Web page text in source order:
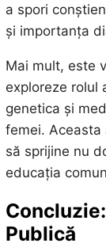
a spori
și importanța
Mai mult, este
exploreze rolul
genetica și
femei. Aceasta
să sprijine nu
educația
Publică